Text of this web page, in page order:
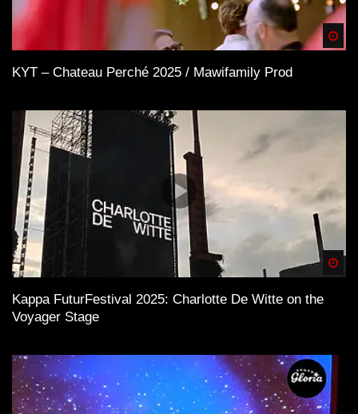
KYT – Chateau Perché 2025 / Mawifamily Prod
Kappa FuturFestival 2025: Charlotte De Witte on the
Voyager Stage